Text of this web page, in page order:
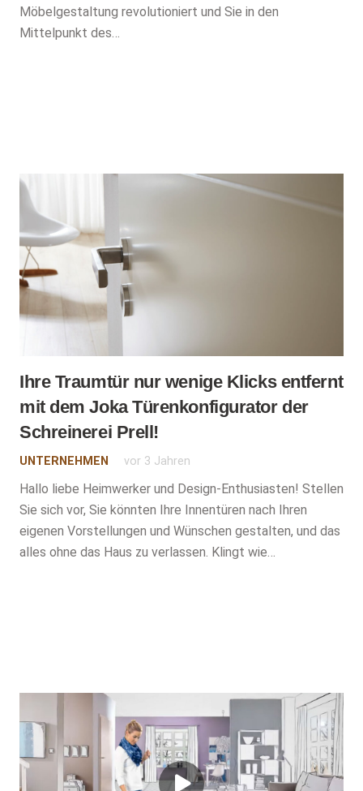
Möbelgestaltung revolutioniert und Sie in den
Mittelpunkt des…
Ihre Traumtür nur wenige Klicks entfernt
mit dem Joka Türenkonfigurator der
Schreinerei Prell!
UNTERNEHMEN vor 3 Jahren
Hallo liebe Heimwerker und Design-Enthusiasten! Stellen
Sie sich vor, Sie könnten Ihre Innentüren nach Ihren
eigenen Vorstellungen und Wünschen gestalten, und das
alles ohne das Haus zu verlassen. Klingt wie…